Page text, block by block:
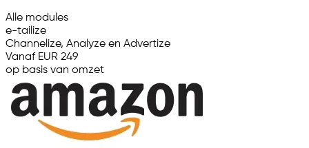
Alle modules
e-tailize
Channelize, Analyze en Advertize
Vanaf EUR 249
op basis van omzet